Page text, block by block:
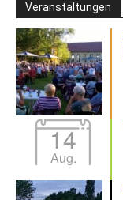
Veranstaltungen
14
Aug.